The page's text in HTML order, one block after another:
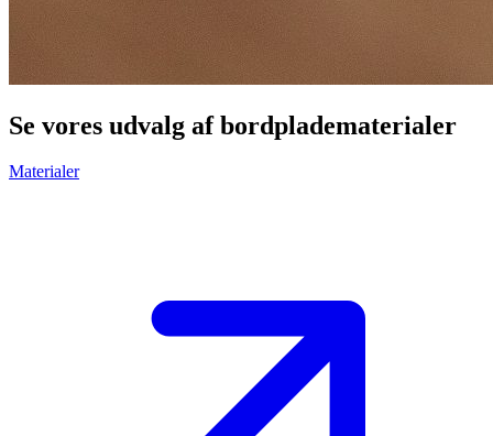
Se vores udvalg af bordpladematerialer
Materialer